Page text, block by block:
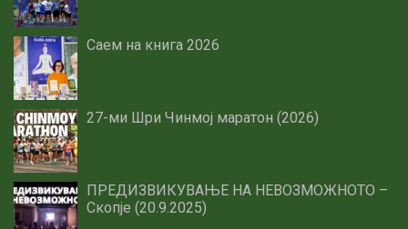
Саем на книга 2026
27-ми Шри Чинмој маратон (2026)
ПРЕДИЗВИКУВАЊЕ НА НЕВОЗМОЖНОТО –
Скопје (20.9.2025)